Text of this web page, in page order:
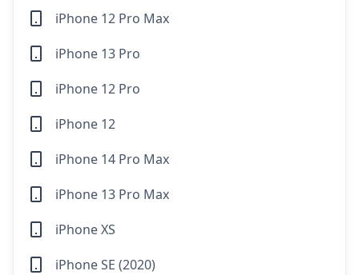
iPhone 12 Pro Max
iPhone 13 Pro
iPhone 12 Pro
iPhone 12
iPhone 14 Pro Max
iPhone 13 Pro Max
iPhone XS
iPhone SE (2020)